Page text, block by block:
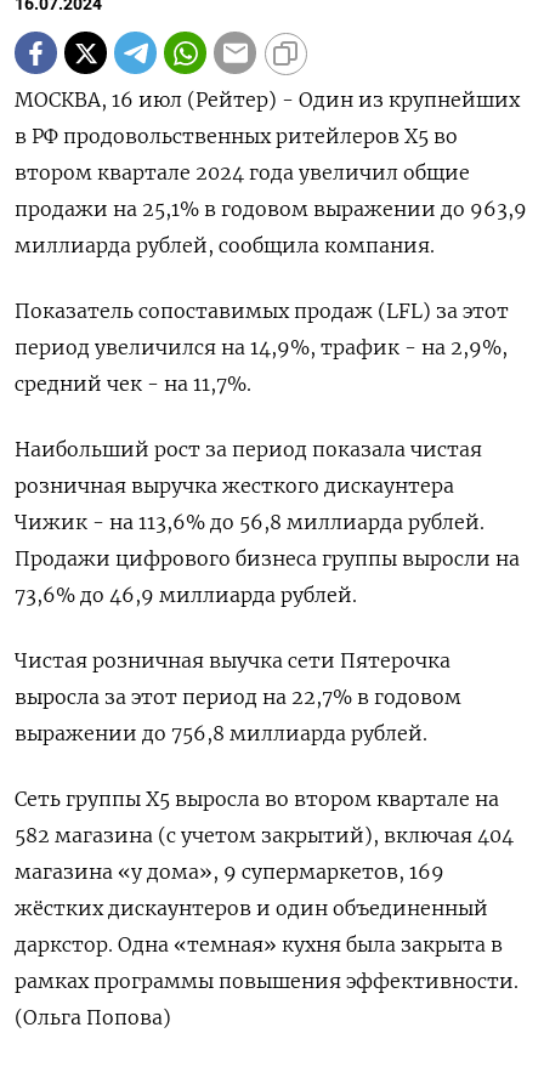
16.07.2024
МОСКВА, 16 июл (Рейтер) - Один из крупнейших
в РФ продовольственных ритейлеров X5 во
втором квартале 2024 года увеличил общие
продажи на 25,1% в годовом выражении до 963,9
миллиарда рублей, сообщила компания.
Показатель сопоставимых продаж (LFL) за этот
период увеличился на 14,9%, трафик - на 2,9%,
средний чек - на 11,7%.
Наибольший рост за период показала чистая
розничная выручка жесткого дискаунтера
Чижик - на 113,6% до 56,8 миллиарда рублей.
Продажи цифрового бизнеса группы выросли на
73,6% до 46,9 миллиарда рублей.
Чистая розничная выучка сети Пятерочка
выросла за этот период на 22,7% в годовом
выражении до 756,8 миллиарда рублей.
Сеть группы Х5 выросла во втором квартале на
582 магазина (с учетом закрытий), включая 404
магазина «у дома», 9 супермаркетов, 169
жёстких дискаунтеров и один объединенный
даркстор. Одна «темная» кухня была закрыта в
рамках программы повышения эффективности.
(Ольга Попова)